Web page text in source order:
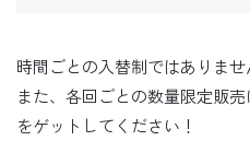
時間ごとの入替制ではありませ
また、各回ごとの数量限定販
をゲットしてください！